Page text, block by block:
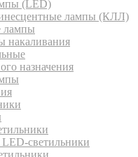
(LED)
лампы (КЛЛ)
лампы
накаливания
назначения
светильники